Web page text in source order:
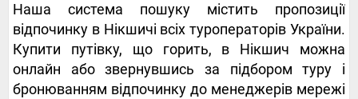
Наша система пошуку містить пропозиції
відпочинку в Нікшичі всіх туроператорів України.
Купити путівку, що горить, в Нікшич можна
онлайн або звернувшись за підбором туру і
бронюванням відпочинку до менеджерів мережі